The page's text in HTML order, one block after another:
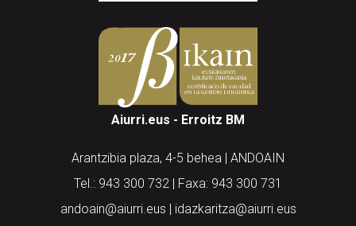
Aiurri.eus - Erroitz BM
Arantzibia plaza, 4-5 behea | ANDOAIN
Tel.: 943 300 732 | Faxa: 943 300 731
andoain@aiurri.eus | idazkaritza@aiurri.eus